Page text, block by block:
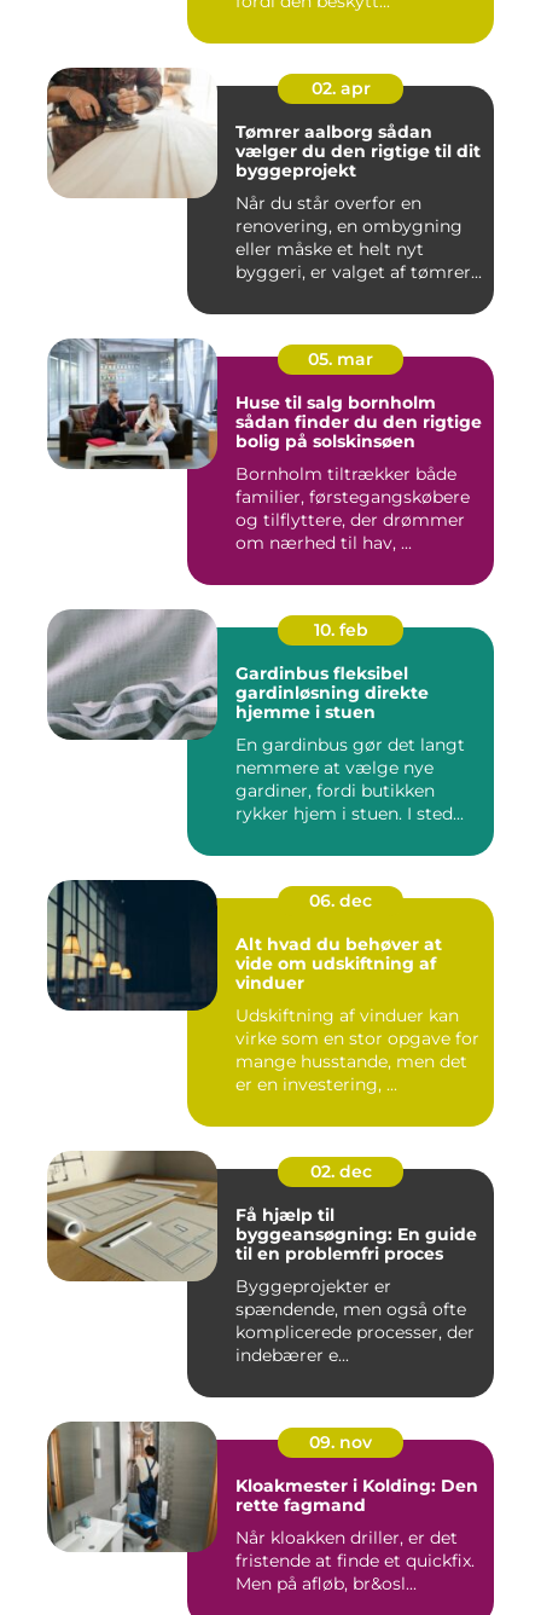
02. apr
Tømrer aalborg sådan
vælger du den rigtige til dit
byggeprojekt
Når du står overfor en
renovering, en ombygning
eller måske et helt nyt
byggeri, er valget af tømrer...
05. mar
Huse til salg bornholm
sådan finder du den rigtige
bolig på solskinsøen
Bornholm tiltrækker både
familier, førstegangskøbere
og tilflyttere, der drømmer
om nærhed til hav, ...
10. feb
Gardinbus fleksibel
gardinløsning direkte
hjemme i stuen
En gardinbus gør det langt
nemmere at vælge nye
gardiner, fordi butikken
rykker hjem i stuen. I sted...
06. dec
Alt hvad du behøver at
vide om udskiftning af
vinduer
Udskiftning af vinduer kan
virke som en stor opgave for
mange husstande, men det
er en investering, ...
02. dec
Få hjælp til
byggeansøgning: En guide
til en problemfri proces
Byggeprojekter er
spændende, men også ofte
komplicerede processer, der
indebærer e...
09. nov
Kloakmester i Kolding: Den
rette fagmand
Når kloakken driller, er det
fristende at finde et quickfix.
Men på afløb, br&osl...